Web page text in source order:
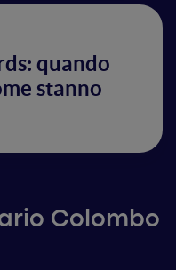
quando
stanno
Colombo